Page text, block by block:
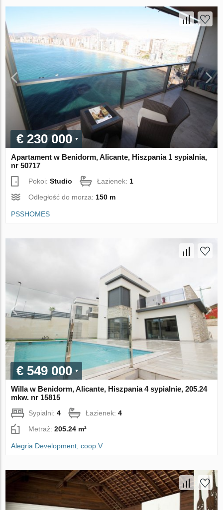
€ 230 000
Apartament w Benidorm, Alicante, Hiszpania 1 sypialnia,
nr 50717
Pokoi:Studio Łazienek: 1
Odległość do morza: 150 m
PSSHOMES
€ 549 000
Willa w Benidorm, Alicante, Hiszpania 4 sypialnie, 205.24
mkw. nr 15815
Sypialni:4 Łazienek:4
Metraż:205.24 m²
Alegria Development, coop.V